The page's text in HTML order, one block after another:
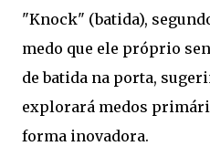
"Knock" (batida),
medo que ele próprio
de batida na porta,
explorará medos
forma inovadora.